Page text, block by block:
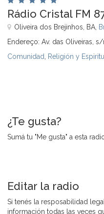
Rádio Cristal FM
Oliveira dos Brejinhos, BA,
Endereço: Av. das Oliveiras,
Comunidad Religión y
¿Te gusta?
Sumá tu "Me gusta" a esta
Editar la radio
Si tenés la resposabilidad
información todas las veces